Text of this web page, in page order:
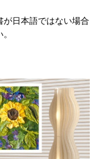
日本語ではない場合